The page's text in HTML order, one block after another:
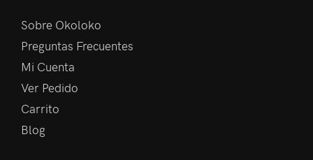
Sobre Okoloko
Preguntas Frecuentes
Mi Cuenta
Ver Pedido
Carrito
Blog